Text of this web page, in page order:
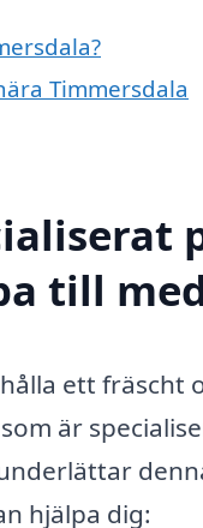
Timmersdala
till
ett fräscht
är
hjälpa dig: